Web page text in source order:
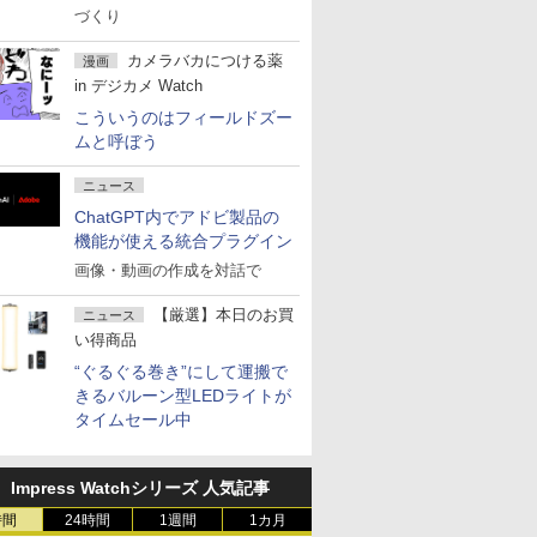
づくり
漫画
カメラバカにつける薬
in デジカメ Watch
こういうのはフィールドズー
ムと呼ぼう
ニュース
ChatGPT内でアドビ製品の
機能が使える統合プラグイン
画像・動画の作成を対話で
ニュース
【厳選】本日のお買
い得商品
“ぐるぐる巻き”にして運搬で
きるバルーン型LEDライトが
タイムセール中
Impress Watchシリーズ 人気記事
24時間 1週間 1カ月